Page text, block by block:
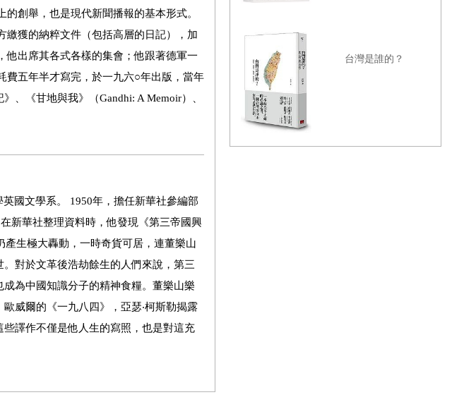
創舉，也是現代新聞播報的基本形式。
繳獲的納粹文件（包括高層的日記），加
他出席其各式各樣的集會；他跟著德軍一
費五年半才寫完，於一九六○年出版，當年
、《甘地與我》（Gandhi: A Memoir）、
國文學系。 1950年，擔任新華社參編部
新華社整理資料時，他發現《第三帝國興
生極大轟動，一時奇貨可居，連董樂山
對於文革後浩劫餘生的人們來說，第三
為中國知識分子的精神食糧。董樂山樂
威爾的《一九八四》，亞瑟‧柯斯勒揭露
譯作不僅是他人生的寫照，也是對這充
台灣是誰的？